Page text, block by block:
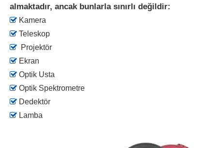
almaktadır, ancak bunlarla sınırlı değildir:
 Kamera
 Teleskop
 Projektör
 Ekran
 Optik Usta
 Optik Spektrometre
 Dedektör
 Lamba